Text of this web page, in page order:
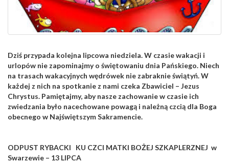
Dziś przypada kolejna lipcowa niedziela. W czasie wakacji i
urlopów nie zapominajmy o świętowaniu dnia Pańskiego. Niech
na trasach wakacyjnych wędrówek nie zabraknie świątyń. W
każdej z nich na spotkanie z nami czeka Zbawiciel – Jezus
Chrystus. Pamiętajmy, aby nasze zachowanie w czasie ich
zwiedzania było nacechowane powagą i należną czcią dla Boga
obecnego w Najświętszym Sakramencie.
ODPUST RYBACKI KU CZCI MATKI BOŻEJ SZKAPLERZNEJ w
Swarzewie – 13 LIPCA